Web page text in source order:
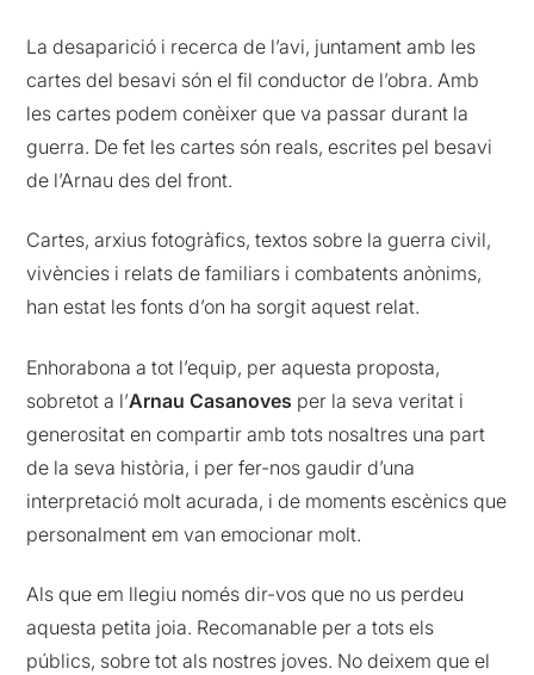
La desaparició i recerca de l’avi, juntament amb les
cartes del besavi són el fil conductor de l’obra. Amb
les cartes podem conèixer que va passar durant la
guerra. De fet les cartes són reals, escrites pel besavi
de l’Arnau des del front.
Cartes, arxius fotogràfics, textos sobre la guerra civil,
vivències i relats de familiars i combatents anònims,
han estat les fonts d’on ha sorgit aquest relat.
Enhorabona a tot l’equip, per aquesta proposta,
sobretot a l’Arnau Casanoves per la seva veritat i
generositat en compartir amb tots nosaltres una part
de la seva història, i per fer-nos gaudir d’una
interpretació molt acurada, i de moments escènics que
personalment em van emocionar molt.
Als que em llegiu només dir-vos que no us perdeu
aquesta petita joia. Recomanable per a tots els
públics, sobre tot als nostres joves. No deixem que el